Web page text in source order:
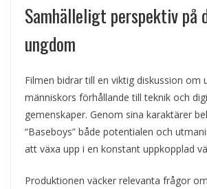
Samhälleligt perspektiv på
ungdom
Filmen bidrar till en viktig diskussion om
människors förhållande till teknik och
gemenskaper. Genom sina karaktärer
“Baseboys” både potentialen och
att växa upp i en konstant uppkopplad
Produktionen väcker relevanta frågor